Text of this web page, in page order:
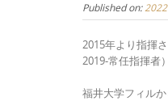
Published on:
2015年より指揮
2019-常任指揮者
福井大学フィル